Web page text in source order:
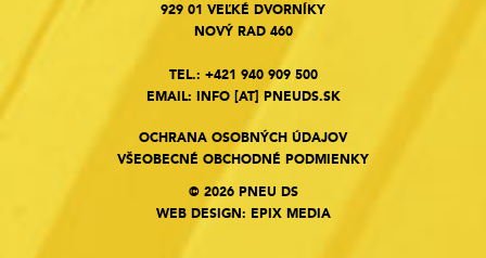
929 01 VEĽKÉ DVORNÍKY
NOVÝ RAD 460
TEL.: +421 940 909 500
EMAIL: INFO[AT] PNEUDS.SK
OCHRANA OSOBNÝCH ÚDAJOV
VŠEOBECNÉ OBCHODNÉ PODMIENKY
© 2026 PNEU DS
WEB DESIGN: EPIX MEDIA